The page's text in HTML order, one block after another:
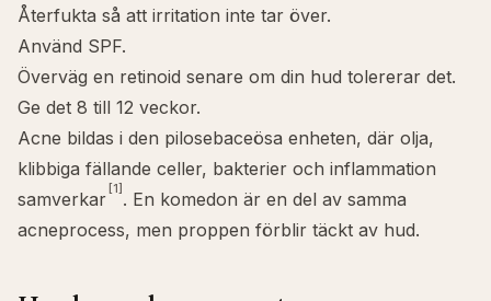
Återfukta så att irritation inte tar över.
Använd SPF.
Överväg en retinoid senare om din hud tolererar det.
Ge det 8 till 12 veckor.
Acne bildas i den pilosebaceösa enheten, där olja,
klibbiga fällande celler, bakterier och inflammation
samverkar [1] . En komedon är en del av samma
acneprocess, men proppen förblir täckt av hud.